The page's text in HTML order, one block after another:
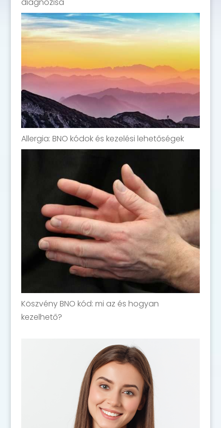
Allergia: BNO kódok és kezelési lehetőségek
Köszvény BNO kód: mi az és hogyan
kezelhető?